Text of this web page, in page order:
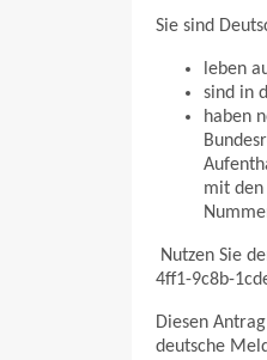
Sie sind
leben
sind in
haben
mit den
Nutzen Sie
4ff1-9c8b-
Diesen
deutsche